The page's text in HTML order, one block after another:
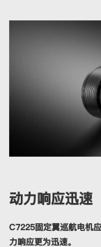
动力响应迅速
C7225固定翼巡航电机
力响应更为迅速。